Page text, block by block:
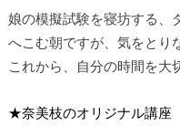
娘の模擬試験を寝坊する、
へこむ朝ですが、気をとり
これから、自分の時間を大
★奈美枝のオリジナル講座